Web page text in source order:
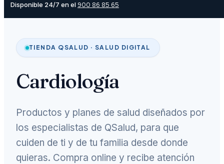
Disponible 24/7 en el 900 86 85 65
TIENDA QSALUD · SALUD DIGITAL
Cardiología
Productos y planes de salud diseñados por
los especialistas de QSalud, para que
cuiden de ti y de tu familia desde donde
quieras. Compra online y recibe atención